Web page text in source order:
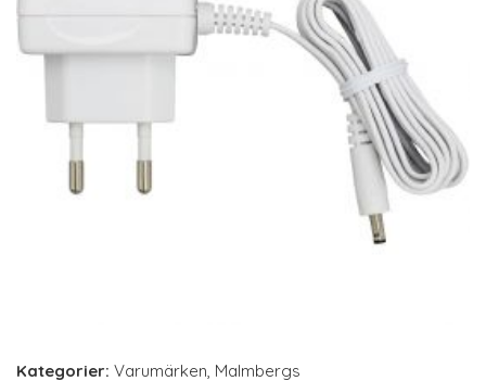
Kategorier: Varumärken, Malmbergs